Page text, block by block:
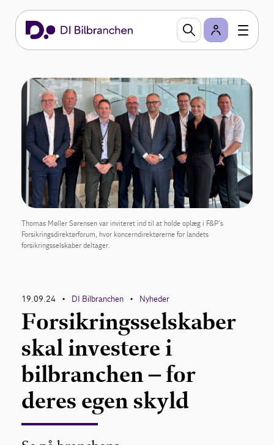
Thomas Møller Sørensen var inviteret ind til at holde oplæg i F&P’s
Forsikringsdirektørforum, hvor koncerndirektørerne for landets
forsikringsselskaber deltager.
19.09.24 • DI Bilbranchen • Nyheder
Forsikringsselskaber
skal investere i
bilbranchen – for
deres egen skyld